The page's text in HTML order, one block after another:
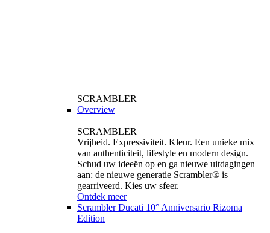
SCRAMBLER
Overview
SCRAMBLER
Vrijheid. Expressiviteit. Kleur. Een unieke mix
van authenticiteit, lifestyle en modern design.
Schud uw ideeën op en ga nieuwe uitdagingen
aan: de nieuwe generatie Scrambler® is
gearriveerd. Kies uw sfeer.
Ontdek meer
Scrambler Ducati 10° Anniversario Rizoma
Edition